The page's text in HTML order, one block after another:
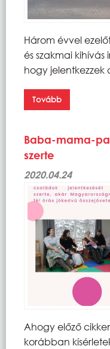
Három évvel
és szakmai kihívás
hogy
Tovább
Baba-mama-
szerte
2020.04.24
Ahogy előző
korábban